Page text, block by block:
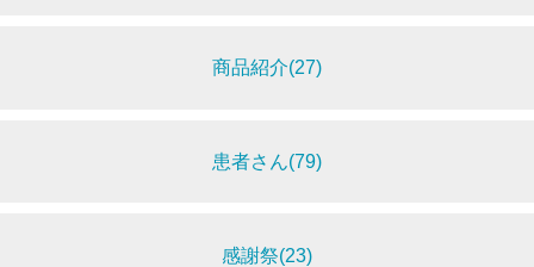
商品紹介(27)
患者さん(79)
感謝祭(23)